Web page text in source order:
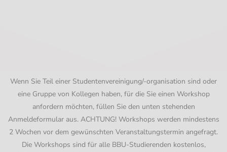
Wenn Sie Teil einer Studentenvereinigung/-organisation sind oder
eine Gruppe von Kollegen haben, für die Sie einen Workshop
anfordern möchten, füllen Sie den unten stehenden
Anmeldeformular aus. ACHTUNG! Workshops werden mindestens
2 Wochen vor dem gewünschten Veranstaltungstermin angefragt.
Die Workshops sind für alle BBU-Studierenden kostenlos,